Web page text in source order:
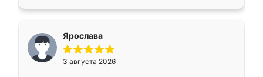
Ярослава
3 августа 2026